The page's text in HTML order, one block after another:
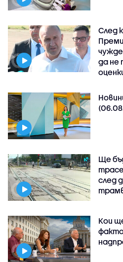
След
да не
Ще
след
Кои